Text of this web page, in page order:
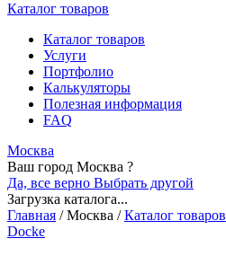
Каталог товаров
Каталог товаров
Услуги
Портфолио
Калькуляторы
Полезная информация
FAQ
Москва
Ваш город Москва ?
Да, все верно Выбрать другой
Загрузка каталога...
Главная /Москва / Каталог товаров
Docke